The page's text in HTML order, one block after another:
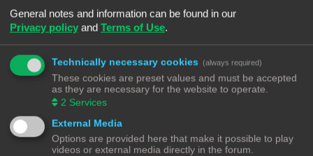
Onderwerpen:4
3D verzoeken
hier een ontwerpverzoek plaatsen.
Onderwerpen:
Te koop: Vraag en Aanbod
3D printers of andere 3d hardware gezocht en te koop.
Onderwerpen:37
Ga naar
General notes and information can be found in our
Privacy policy and Terms of Use.
Technically necessary cookies (always required)
These cookies are preset values and must be accepted
as they are necessary for the website to operate.
2 Services
External Media
Options are provided here that make it possible to play
videos or external media directly in the forum.